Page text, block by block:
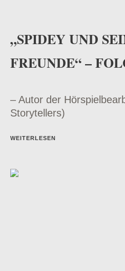
„SPIDEY UND
FREUNDE“ –
– Autor der
Storytellers)
WEITERLESEN